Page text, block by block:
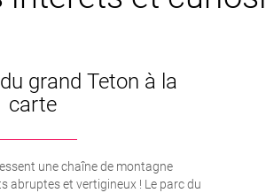
grand Teton à la
carte
une chaîne de montagne
abruptes et vertigineux ! Le parc du